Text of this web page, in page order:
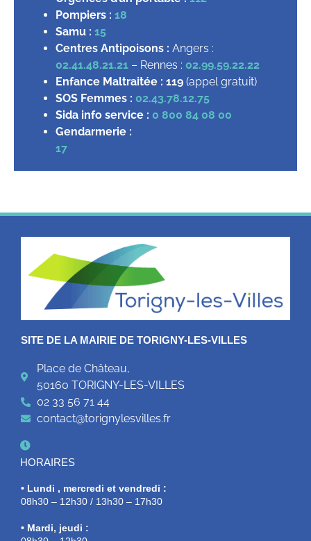
Pompiers : 18
Samu : 15
Centres Antipoisons : Angers :
02.41.48.21.21 – Rennes : 02.99.59.22.22
Enfance Maltraitée : 119 (appel gratuit)
SOS Femmes : 02.43.78.12.75
Sida info service : 0 800 84 08 00
Gendarmerie :
17
SITE DE LA MAIRIE DE TORIGNY-LES-VILLES
Place de Château,
50160 TORIGNY-LES-VILLES
02 33 56 71 44
contact@torignylesvilles.fr
HORAIRES
• Lundi , mercredi et vendredi :
08h30 – 12h30 / 13h30 – 17h30
• Mardi, jeudi :